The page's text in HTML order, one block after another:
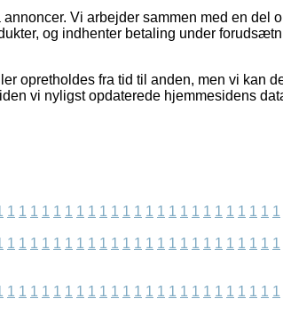
Vi arbejder sammen med en del
og indhenter betaling under
opretholdes fra tid til anden, men vi kan
vi nyligst opdaterede hjemmesidens
1 1 1 1 1 1 1 1 1 1 1 1 1 1 1 1 1 1 1 1 1 1 1 1
1 1 1 1 1 1 1 1 1 1 1 1 1 1 1 1 1 1 1 1 1 1 1 1
1 1 1 1 1 1 1 1 1 1 1 1 1 1 1 1 1 1 1 1 1 1 1 1